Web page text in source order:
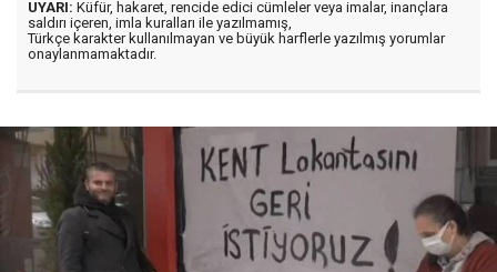
UYARI: Küfür, hakaret, rencide edici cümleler veya imalar, inançlara
saldırı içeren, imla kuralları ile yazılmamış,
Türkçe karakter kullanılmayan ve büyük harflerle yazılmış yorumlar
onaylanmamaktadır.